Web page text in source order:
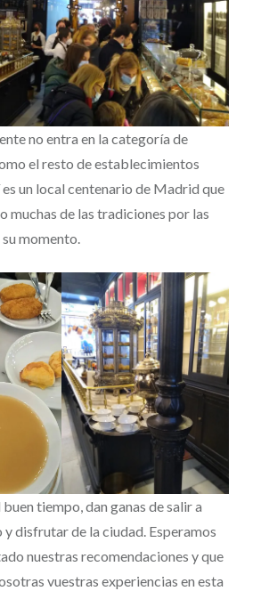
no entra en la categoría de
el resto de establecimientos
un local centenario de Madrid que
muchas de las tradiciones por las
momento.
tiempo, dan ganas de salir a
disfrutar de la ciudad. Esperamos
nuestras recomendaciones y que
vuestras experiencias en esta